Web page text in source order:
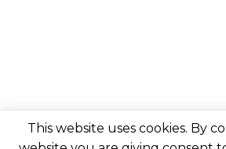
This website uses cookies. By